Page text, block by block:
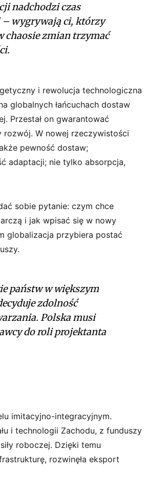
nadchodziczas
– wygrywają ci,którzy
chaosiezmian trzymać
.
i rewolucja technologiczna
globalnych łańcuchach dostaw
Przestał on gwarantować
W nowej rzeczywistości
pewność dostaw;
adaptacji; nie tylko absorpcja,
sobie pytanie: czym chce
i jak wpisać się w nowy
globalizacja przybiera postać
państw w większym
zdolność
Polska musi
do roli projektanta
imitacyjno-integracyjnym.
i technologii Zachodu, z funduszy
roboczej. Dzięki temu
rozwinęła eksport